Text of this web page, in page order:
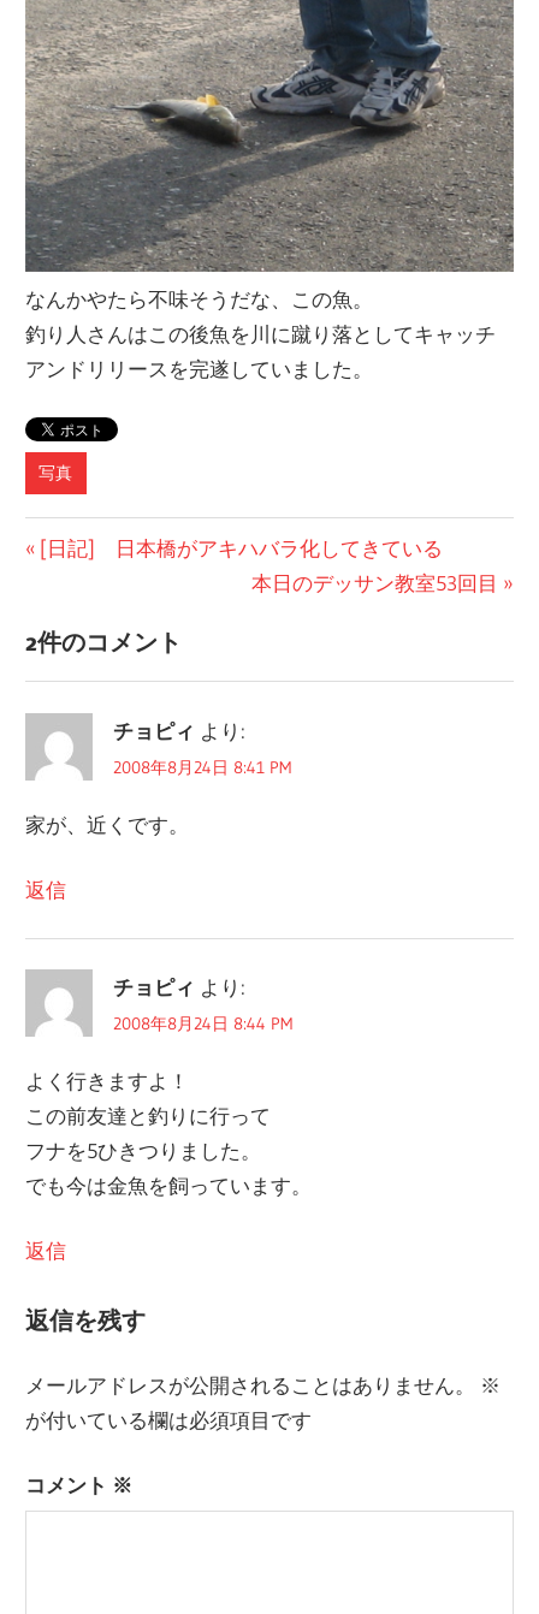
なんかやたら不味そうだな、この魚。
釣り人さんはこの後魚を川に蹴り落としてキャッチ
アンドリリースを完遂していました。
写真
投
ナ
ビ
ゲ
ー
シ
ョ
ン
前
事:
[日記] 日本橋がアキハバラ化してきている
次
事:
本日のデッサン教室53回目
2件のコメント
チョピィ より:
2008年8月24日 8:41 PM
家が、近くです。
返信
チョピィ より:
2008年8月24日 8:44 PM
よく行きますよ！
この前友達と釣りに行って
フナを5ひきつりました。
でも今は金魚を飼っています。
返信
返信を残す
メールアドレスが公開されることはありません。
※
が付いている欄は必須項目です
コメント ※